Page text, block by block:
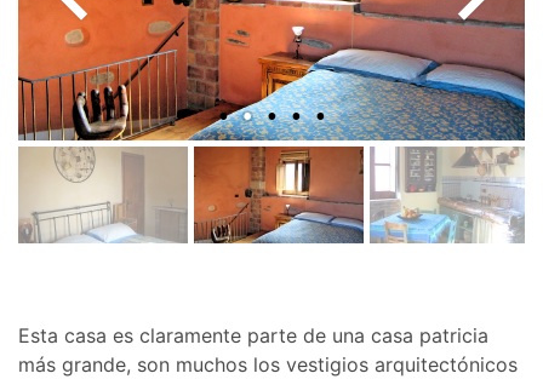
Esta casa es claramente parte de una casa patricia
más grande, son muchos los vestigios arquitectónicos